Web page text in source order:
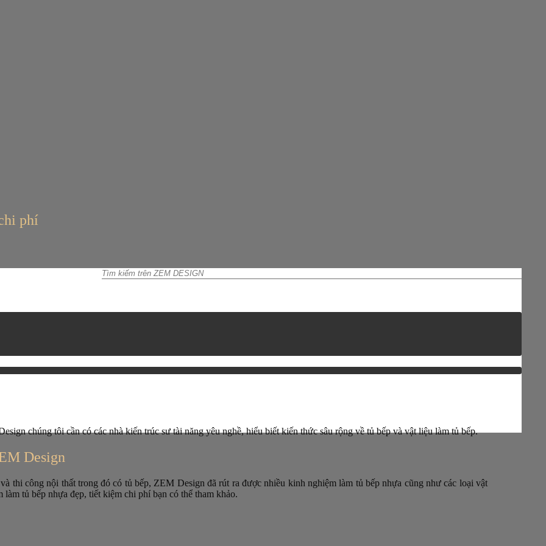
phí
chúng tôi cần có các nhà kiến trúc sư tài năng yêu nghề, hiểu biết kiến thức sâu rộng về tủ bếp và vật liệu làm tủ bếp.
Design
thi công nội thất trong đó có tủ bếp, ZEM Design đã rút ra được nhiều kinh nghiệm làm tủ bếp nhựa cũng như các loại vật
tủ bếp nhựa đẹp, tiết kiệm chi phí bạn có thể tham khảo.